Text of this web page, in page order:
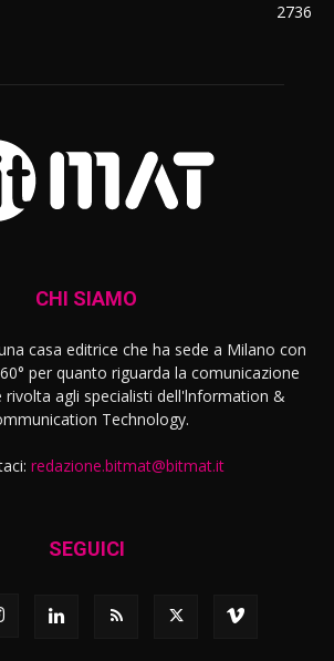
2736
CHI SIAMO
casa editrice che ha sede a Milano con
per quanto riguarda la comunicazione
rivolta agli specialisti dell'lnformation &
Technology.
redazione.bitmat@bitmat.it
SEGUICI